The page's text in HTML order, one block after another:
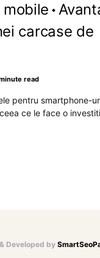
mobile
carcase de
read
pentru smartphone-
ce le face o
Developed by